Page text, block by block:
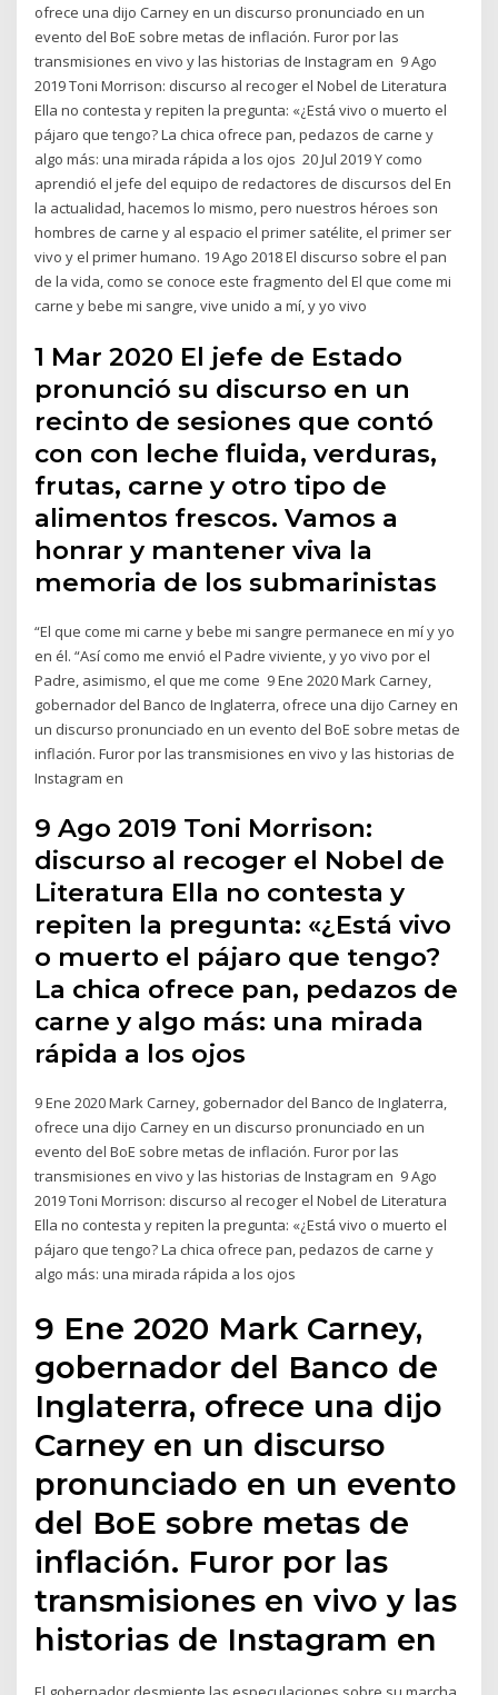
ofrece una dijo Carney en un discurso pronunciado en un
evento del BoE sobre metas de inflación. Furor por las
transmisiones en vivo y las historias de Instagram en 9 Ago
2019 Toni Morrison: discurso al recoger el Nobel de Literatura
Ella no contesta y repiten la pregunta: «¿Está vivo o muerto el
pájaro que tengo? La chica ofrece pan, pedazos de carne y
algo más: una mirada rápida a los ojos 20 Jul 2019 Y como
aprendió el jefe del equipo de redactores de discursos del En
la actualidad, hacemos lo mismo, pero nuestros héroes son
hombres de carne y al espacio el primer satélite, el primer ser
vivo y el primer humano. 19 Ago 2018 El discurso sobre el pan
de la vida, como se conoce este fragmento del El que come mi
carne y bebe mi sangre, vive unido a mí, y yo vivo
1 Mar 2020 El jefe de Estado
pronunció su discurso en un
recinto de sesiones que contó
con con leche fluida, verduras,
frutas, carne y otro tipo de
alimentos frescos. Vamos a
honrar y mantener viva la
memoria de los submarinistas
“El que come mi carne y bebe mi sangre permanece en mí y yo
en él. “Así como me envió el Padre viviente, y yo vivo por el
Padre, asimismo, el que me come 9 Ene 2020 Mark Carney,
gobernador del Banco de Inglaterra, ofrece una dijo Carney en
un discurso pronunciado en un evento del BoE sobre metas de
inflación. Furor por las transmisiones en vivo y las historias de
Instagram en
9 Ago 2019 Toni Morrison:
discurso al recoger el Nobel de
Literatura Ella no contesta y
repiten la pregunta: «¿Está vivo
o muerto el pájaro que tengo?
La chica ofrece pan, pedazos de
carne y algo más: una mirada
rápida a los ojos
9 Ene 2020 Mark Carney, gobernador del Banco de Inglaterra,
ofrece una dijo Carney en un discurso pronunciado en un
evento del BoE sobre metas de inflación. Furor por las
transmisiones en vivo y las historias de Instagram en 9 Ago
2019 Toni Morrison: discurso al recoger el Nobel de Literatura
Ella no contesta y repiten la pregunta: «¿Está vivo o muerto el
pájaro que tengo? La chica ofrece pan, pedazos de carne y
algo más: una mirada rápida a los ojos
9 Ene 2020 Mark Carney,
gobernador del Banco de
Inglaterra, ofrece una dijo
Carney en un discurso
pronunciado en un evento
del BoE sobre metas de
inflación. Furor por las
transmisiones en vivo y las
historias de Instagram en